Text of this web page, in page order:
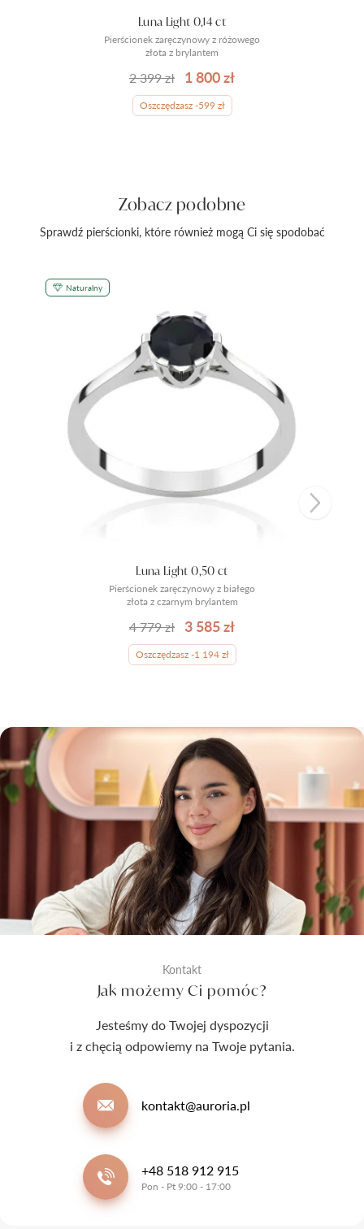
Pierścionek zaręczynowy z różowego
złota z brylantem
Luna Light 0,14 ct
2 399 zł 1 800 zł
Oszczędzasz -599 zł
Zobacz podobne
Sprawdź pierścionki, które również mogą Ci się spodobać
Naturalny
Pierścionek zaręczynowy z białego
złota z czarnym brylantem
Luna Light 0,50 ct
4 779 zł 3 585 zł
Oszczędzasz -1 194 zł
Kontakt
Jak możemy Ci pomóc?
Jesteśmy do Twojej dyspozycji
i z chęcią odpowiemy na Twoje pytania.
kontakt@auroria.pl
+48 518 912 915
Pon - Pt 9:00 - 17:00